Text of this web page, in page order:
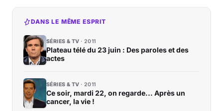
DANS LE MÊME ESPRIT
SÉRIES & TV 2011
Plateau télé du 23 juin : Des paroles et des
actes
SÉRIES & TV 2011
Ce soir, mardi 22, on regarde... Après un
cancer, la vie !